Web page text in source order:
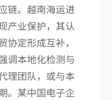
链。越南海运进
产业保护，其认
协定形成互补，
调本地化检测与
理团队，或与本
。某中国电子企